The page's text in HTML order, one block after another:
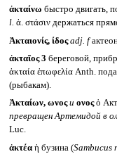
ἀκταίνω быстро двигать,
l. ἀ. στάσιν держаться
Ἀκταιονίς, ίδοςadj. f
ἀκταῖος 3 береговой,
ἀκταία ἐπωφελία Anth.
(рыбакам).
Ἀκταίων, ωνος и ονοςὁ
превращен Артемидой в
Luc.
ἀκτέα ἡ бузина (Sambucus